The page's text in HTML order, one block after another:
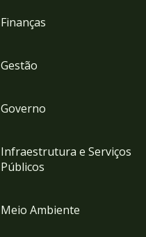
Finanças
Gestão
Governo
Infraestrutura e Serviços
Públicos
Meio Ambiente